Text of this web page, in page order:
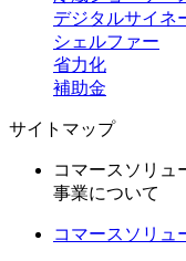
デジタルサイネ
シェルファー
省力化
補助金
サイトマップ
コマースソリュ
事業について
コマースソリュ